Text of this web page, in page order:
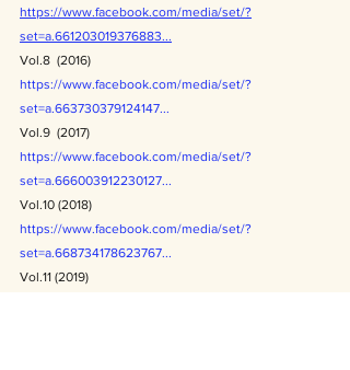
https://www.facebook.com/media/set/?
set=a.661203019376883...
Vol.8  (2016)
https://www.facebook.com/media/set/?
set=a.663730379124147...
Vol.9  (2017)
https://www.facebook.com/media/set/?
set=a.666003912230127...
Vol.10 (2018)
https://www.facebook.com/media/set/?
set=a.668734178623767...
Vol.11 (2019)